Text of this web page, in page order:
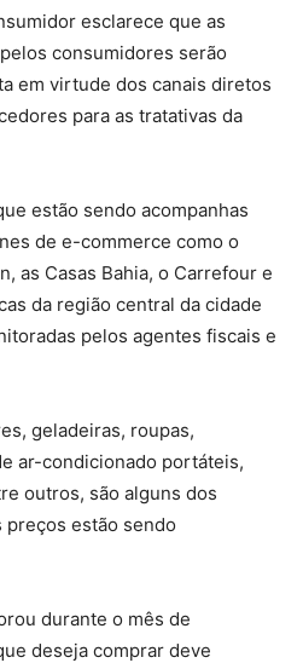
esclarece que as
consumidores serão
em virtude dos canais diretos
para as tratativas da
estão sendo acompanhas
de e-commerce como o
as Casas Bahia, o Carrefour e
da região central da cidade
pelos agentes fiscais e
geladeiras, roupas,
ar-condicionado portáteis,
outros, são alguns dos
estão sendo
durante o mês de
deseja comprar deve